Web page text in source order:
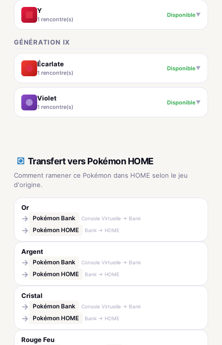
Y
1 rencontre(s)
Disponible▼
GÉNÉRATION IX
Écarlate
1 rencontre(s)
Disponible▼
Violet
1 rencontre(s)
Disponible▼
Transfert vers Pokémon HOME
Comment ramener ce Pokémon dans HOME selon le jeu
d'origine.
Or
→ Pokémon Bank Console Virtuelle → Bank
→ Pokémon HOME Bank → HOME
Argent
→ Pokémon Bank Console Virtuelle → Bank
→ Pokémon HOME Bank → HOME
Cristal
→ Pokémon Bank Console Virtuelle → Bank
→ Pokémon HOME Bank → HOME
Rouge Feu